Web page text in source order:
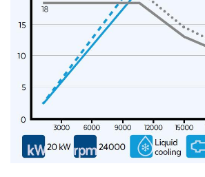
WEITERE
Bitte füllen Sie das Formular aus, um
erhalten